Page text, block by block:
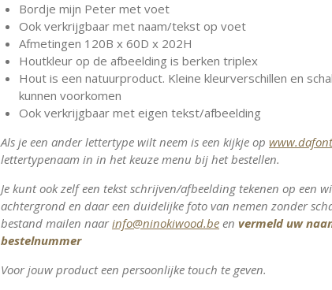
Bordje mijn Peter met voet
Ook verkrijgbaar met naam/tekst op voet
Afmetingen 120B x 60D x 202H
Houtkleur op de afbeelding is berken triplex
Hout is een natuurproduct. Kleine kleurverschillen en
kunnen voorkomen
Ook verkrijgbaar met eigen tekst/afbeelding
Als je een ander lettertype wilt neem is een kijkje op
lettertypenaam in in het keuze menu bij het bestellen.
Je kunt ook zelf een tekst schrijven/afbeelding tekenen op een
achtergrond en daar een duidelijke foto van nemen zonder
bestand mailen naarinfo@ninokiwood.be en vermeld uw
bestelnummer
Voor jouw product een persoonlijke touch te geven.